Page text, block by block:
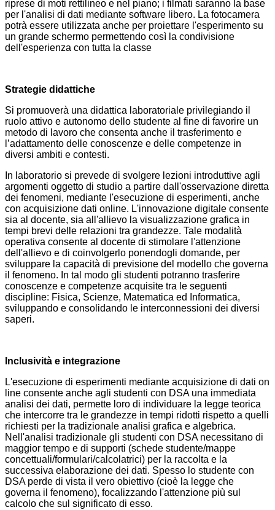
riprese di moti rettilineo e nel piano; i filmati saranno la base
per l'analisi di dati mediante software libero. La fotocamera
potrà essere utilizzata anche per proiettare l'esperimento su
un grande schermo permettendo così la condivisione
dell'esperienza con tutta la classe
Strategie didattiche
Si promuoverà una didattica laboratoriale privilegiando il
ruolo attivo e autonomo dello studente al fine di favorire un
metodo di lavoro che consenta anche il trasferimento e
l’adattamento delle conoscenze e delle competenze in
diversi ambiti e contesti.
In laboratorio si prevede di svolgere lezioni introduttive agli
argomenti oggetto di studio a partire dall'osservazione diretta
dei fenomeni, mediante l'esecuzione di esperimenti, anche
con acquisizione dati online. L'innovazione digitale consente
sia al docente, sia all'allievo la visualizzazione grafica in
tempi brevi delle relazioni tra grandezze. Tale modalità
operativa consente al docente di stimolare l'attenzione
dell'allievo e di coinvolgerlo ponendogli domande, per
sviluppare la capacità di previsione del modello che governa
il fenomeno. In tal modo gli studenti potranno trasferire
conoscenze e competenze acquisite tra le seguenti
discipline: Fisica, Scienze, Matematica ed Informatica,
sviluppando e consolidando le interconnessioni dei diversi
saperi.
Inclusività e integrazione
L'esecuzione di esperimenti mediante acquisizione di dati on
line consente anche agli studenti con DSA una immediata
analisi dei dati, permette loro di individuare la legge teorica
che intercorre tra le grandezze in tempi ridotti rispetto a quelli
richiesti per la tradizionale analisi grafica e algebrica.
Nell'analisi tradizionale gli studenti con DSA necessitano di
maggior tempo e di supporti (schede studente/mappe
concettuali/formulari/calcolatrici) per la raccolta e la
successiva elaborazione dei dati. Spesso lo studente con
DSA perde di vista il vero obiettivo (cioè la legge che
governa il fenomeno), focalizzando l'attenzione più sul
calcolo che sul significato di esso.